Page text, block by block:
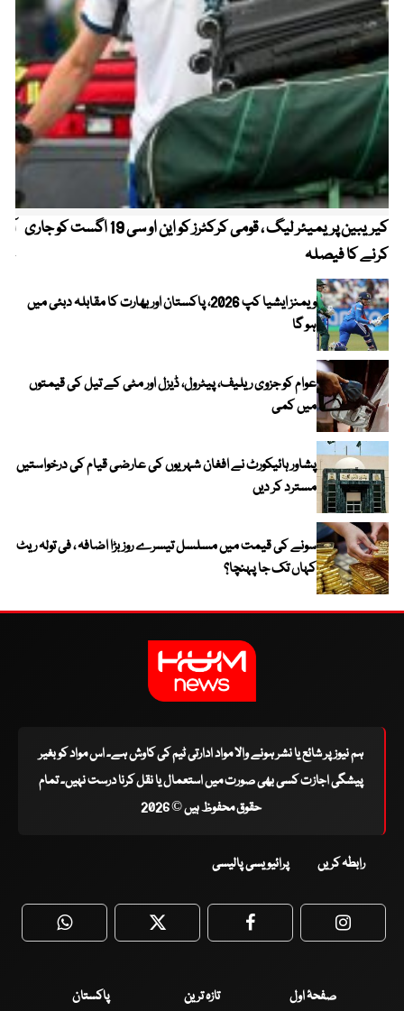
کیریبین پریمیئر لیگ ، قومی کرکٹرز کو این او سی 19 اگست کو جاری
کرنے کا فیصلہ
ویمنز ایشیا کپ 2026، پاکستان اور بھارت کا مقابلہ دبئی میں
ہو گا
عوام کو جزوی ریلیف، پیٹرول، ڈیزل اور مٹی کے تیل کی قیمتوں
میں کمی
پشاور ہائیکورٹ نے افغان شہریوں کی عارضی قیام کی درخواستیں
مسترد کر دیں
سونے کی قیمت میں مسلسل تیسرے روز بڑا اضافہ ، فی تولہ ریٹ
کہاں تک جا پہنچا؟
ہم نیوز پر شائع یا نشر ہونے والا مواد ادارتی ٹیم کی کاوش ہے۔ اس مواد کو بغیر
پیشگی اجازت کسی بھی صورت میں استعمال یا نقل کرنا درست نہیں۔ تمام
حقوق محفوظ ہیں © 2026
رابطہ کریں پرائیویسی پالیسی
WhatsApp Twitter Facebook
صفحۂ اول تازہ ترین پاکستان